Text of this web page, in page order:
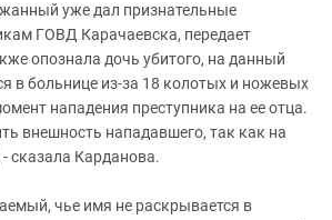
уже дал признательные
ГОВД Карачаевска, передает
опознала дочь убитого, на данный
в больнице из-за 18 колотых и ножевых
нападения преступника на ее отца.
внешность нападавшего, так как на
сказала Карданова.
чье имя не раскрывается в